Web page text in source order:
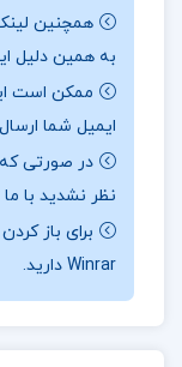
درباره
ستوده به
ارزشمندی
است. این کتاب
اجتماعی و
راهکارهایی را
البته به توجه
همچنین
به همین دلیل
ایمیل شما
در صورتی که
نظر نشدید با
Winrar دارید.